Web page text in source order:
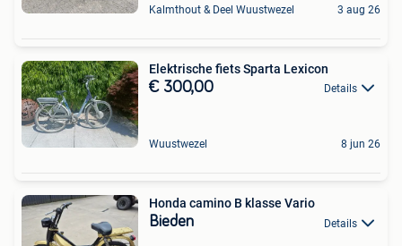
Kalmthout & Deel Wuustwezel 3 aug 26
Elektrische fiets Sparta Lexicon
€ 300,00 Details
Wuustwezel 8 jun 26
Honda camino B klasse Vario
Bieden Details